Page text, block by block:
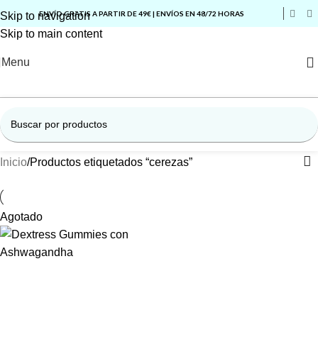
Skip to navigation
Skip to main content
ENVÍO GRATIS A PARTIR DE 49€ | ENVÍOS EN 48/72 HORAS
Menu
Inicio Productos etiquetados “cerezas”
Agotado